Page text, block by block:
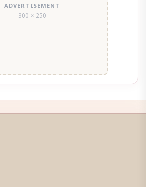
ADVERTISEMENT
300 × 250